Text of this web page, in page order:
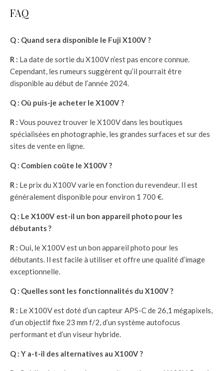
FAQ
Q : Quand sera disponible le Fuji X100V ?
R : La date de sortie du X100V n’est pas encore connue.
Cependant, les rumeurs suggèrent qu’il pourrait être
disponible au début de l’année 2024.
Q : Où puis-je acheter le X100V ?
R : Vous pouvez trouver le X100V dans les boutiques
spécialisées en photographie, les grandes surfaces et sur des
sites de vente en ligne.
Q : Combien coûte le X100V ?
R : Le prix du X100V varie en fonction du revendeur. Il est
généralement disponible pour environ 1 700 €.
Q : Le X100V est-il un bon appareil photo pour les
débutants ?
R : Oui, le X100V est un bon appareil photo pour les
débutants. Il est facile à utiliser et offre une qualité d’image
exceptionnelle.
Q : Quelles sont les fonctionnalités du X100V ?
R : Le X100V est doté d’un capteur APS-C de 26,1 mégapixels,
d’un objectif fixe 23 mm f/2, d’un système autofocus
performant et d’un viseur hybride.
Q : Y a-t-il des alternatives au X100V ?